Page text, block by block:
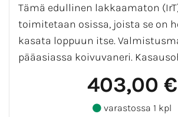
Tämä edullinen lakkaamaton
toimitetaan osissa, joista se on
kasata loppuun itse.
pääasiassa koivuvaneri.
403,00 €
varastossa 1 kpl